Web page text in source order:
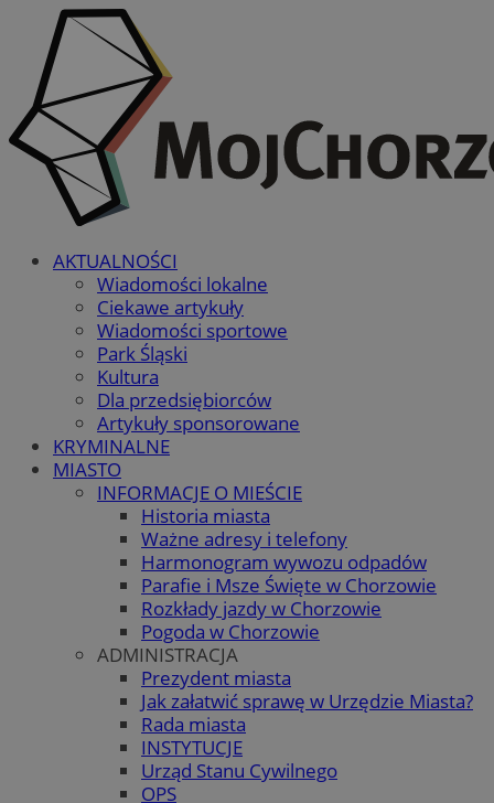
AKTUALNOŚCI
Wiadomości lokalne
Ciekawe artykuły
Wiadomości sportowe
Park Śląski
Kultura
Dla przedsiębiorców
Artykuły sponsorowane
KRYMINALNE
MIASTO
INFORMACJE O MIEŚCIE
Historia miasta
Ważne adresy i telefony
Harmonogram wywozu odpadów
Parafie i Msze Święte w Chorzowie
Rozkłady jazdy w Chorzowie
Pogoda w Chorzowie
ADMINISTRACJA
Prezydent miasta
Jak załatwić sprawę w Urzędzie Miasta?
Rada miasta
INSTYTUCJE
Urząd Stanu Cywilnego
OPS